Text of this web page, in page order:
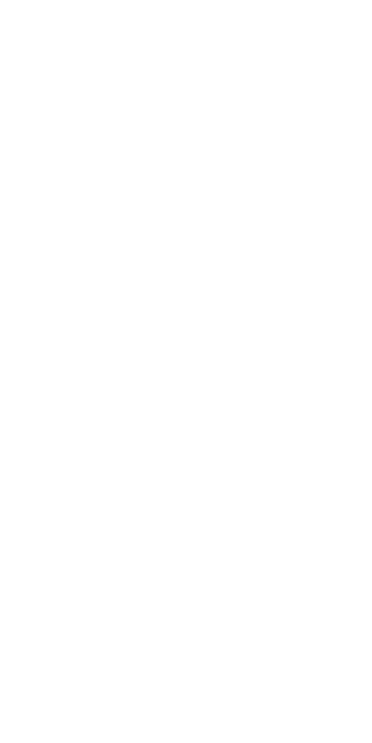
a výhladom na Indický oceán zo
balkón s výhladom na Indický oceán
s turistickými informáciami, kde si môžete
tenis, Biliard, Detské ihrisko, Herna,